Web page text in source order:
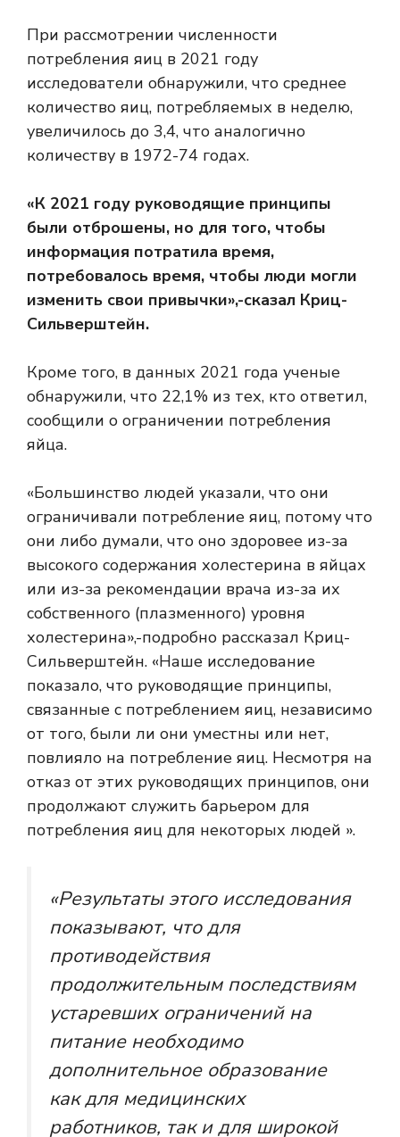
При рассмотрении численности
потребления яиц в 2021 году
исследователи обнаружили, что среднее
количество яиц, потребляемых в неделю,
увеличилось до 3,4, что аналогично
количеству в 1972-74 годах.
«К 2021 году руководящие принципы
были отброшены, но для того, чтобы
информация потратила время,
потребовалось время, чтобы люди могли
изменить свои привычки»,-сказал Криц-
Сильверштейн.
Кроме того, в данных 2021 года ученые
обнаружили, что 22,1% из тех, кто ответил,
сообщили о ограничении потребления
яйца.
«Большинство людей указали, что они
ограничивали потребление яиц, потому что
они либо думали, что оно здоровее из-за
высокого содержания холестерина в яйцах
или из-за рекомендации врача из-за их
собственного (плазменного) уровня
холестерина»,-подробно рассказал Криц-
Сильверштейн. «Наше исследование
показало, что руководящие принципы,
связанные с потреблением яиц, независимо
от того, были ли они уместны или нет,
повлияло на потребление яиц. Несмотря на
отказ от этих руководящих принципов, они
продолжают служить барьером для
потребления яиц для некоторых людей ».
«Результаты этого исследования
показывают, что для
противодействия
продолжительным последствиям
устаревших ограничений на
питание необходимо
дополнительное образование
как для медицинских
работников, так и для широкой